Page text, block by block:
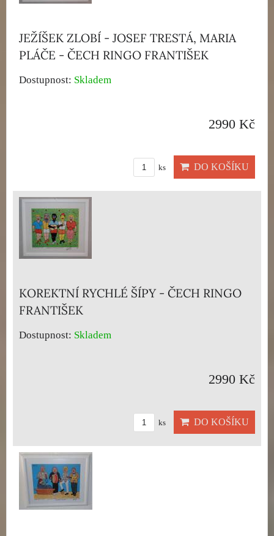
JEŽÍŠEK ZLOBÍ - JOSEF TRESTÁ, MARIA
PLÁČE - ČECH RINGO FRANTIŠEK
Dostupnost: Skladem
2990 Kč
ks DO KOŠÍKU
KOREKTNÍ RYCHLÉ ŠÍPY - ČECH RINGO
FRANTIŠEK
Dostupnost: Skladem
2990 Kč
ks DO KOŠÍKU